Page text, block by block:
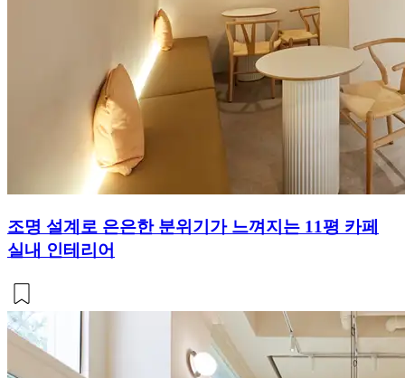
조명 설계로 은은한 분위기가 느껴지는 11평 카페
실내 인테리어